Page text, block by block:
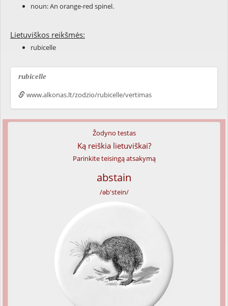
noun: An orange-red spinel.
Lietuviškos reikšmės:
rubicelle
rubicelle
www.alkonas.lt/zodzio/rubicelle/vertimas
Žodyno testas
Ką reiškia lietuviškai?
Parinkite teisingą atsakymą
abstain
/əb'stein/